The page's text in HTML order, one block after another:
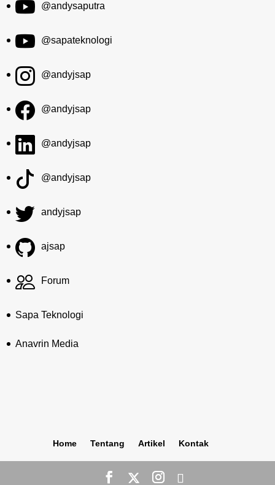
@andysaputra
@sapateknologi
@andyjsap
@andyjsap
@andyjsap
@andyjsap
andyjsap
ajsap
Forum
Sapa Teknologi
Anavrin Media
Home Tentang Artikel Kontak